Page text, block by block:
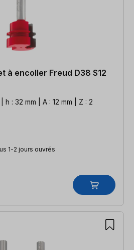
à encoller Freud D38 S12
h : 32 mm | A : 12 mm | Z : 2
1-2 jours ouvrés